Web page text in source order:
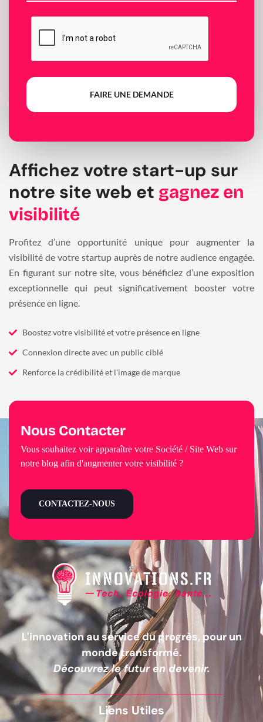
FAIRE UNE DEMANDE
Affichez votre start-up sur
notre site web et gagnez en
visibilité
Profitez d’une opportunité unique pour augmenter la
visibilité de votre startup auprès de notre audience engagée.
En figurant sur notre site, vous bénéficiez d’une exposition
exceptionnelle qui peut significativement booster votre
présence en ligne.
Boostez votre visibilité et votre présence en ligne
Connexion directe avec un public ciblé
Renforce la crédibilité et l'image de marque
L'innovation au service du progrès, pour un
monde transformé.
Découvrez le futur en devenir.
Liens Utiles
Nous Contacter
Vous souhaitez voir apparaître votre Société / Site Web sur
notre blog afin d'augmenter votre visibilité ?
CONTACTEZ-NOUS